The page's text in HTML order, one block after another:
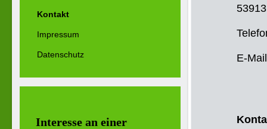
E-
Kontakt
Impressum
Datenschutz
Interesse an einer